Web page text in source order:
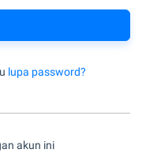
lupa password?
akun ini